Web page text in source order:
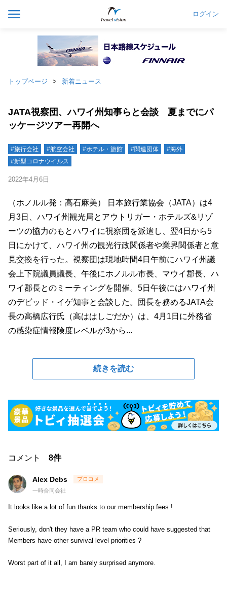
ログイン
トップページ 新着ニュース
JATA視察団、ハワイ州知事らと会談 夏までにパ
ッケージツアー再開へ
#旅行会社 #航空会社 #ホテル・旅館 #関連団体
#海外
#新型コロナウイルス
2022年4月6日
（ホノルル発：高石麻美） 日本旅行業協会（JATA）は4
月3日、ハワイ州観光局とアウトリガー・ホテルズ&リゾ
ーツの協力のもとハワイに視察団を派遣し、翌4日から5
日にかけて、ハワイ州の観光行政関係者や業界関係者と意
見交換を行った。視察団は現地時間4日午前にハワイ州議
会上下院議員議長、午後にホノルル市長、マウイ郡長、ハ
ワイ郡長とのミーティングを開催。5日午後にはハワイ州
のデビッド・イゲ知事と会談した。団長を務めるJATA会
長の高橋広行氏（高ははしごだか）は、4月1日に外務省
の感染症情報険度レベルが3から...
続きを読む
コメント 8件
Alex Debs
一時合同会社
It looks like a lot of fun thanks to our membership fees !
Seriously, don't they have a PR team who could have suggested that
Members have other survival level priorities ?
Worst part of it all, I am barely surprised anymore.